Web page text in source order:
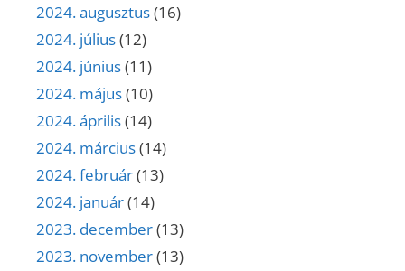
2024. augusztus(16)
2024. július(12)
2024. június(11)
2024. május(10)
2024. április(14)
2024. március(14)
2024. február(13)
2024. január(14)
2023. december(13)
2023. november(13)